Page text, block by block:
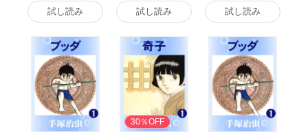
試し読み 試し読み 試し読み
30％OFF